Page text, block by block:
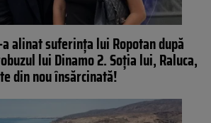
alinat suferința lui Ropotan după
lui Dinamo 2. Soția lui, Raluca,
din nou însărcinată!